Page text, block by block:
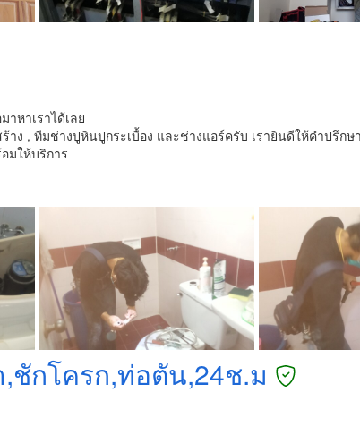
หาเราได้เลย
าง , ทีมช่างปูหินปูกระเบื้อง และช่างแอร์ครับ เรายินดีให้คำปรึก
มให้บริการ
ชักโครก,ท่อตัน,24ช.ม